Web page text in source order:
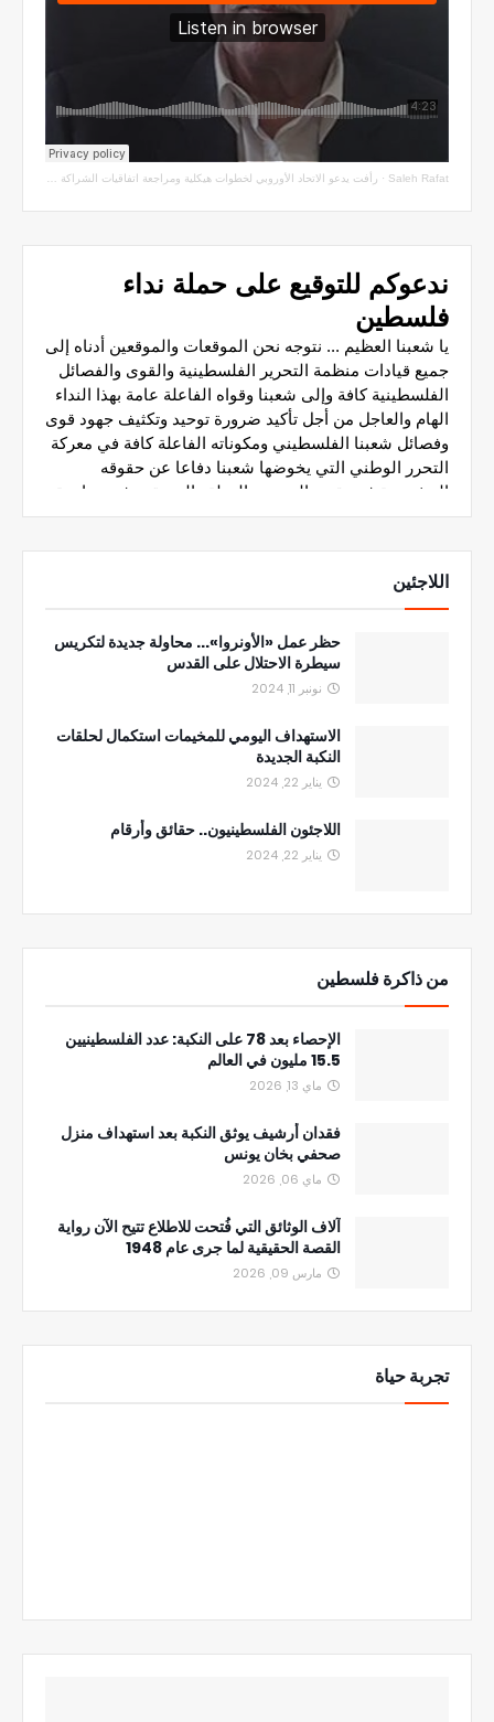
Saleh Rafat
· رأفت يدعو الاتحاد الأوروبي لخطوات هيكلية ومراجعة اتفاقيات الشراكة مع سلطة الاحتلال
اللاجئين
حظر عمل «الأونروا»... محاولة جديدة لتكريس
سيطرة الاحتلال على القدس
نونبر 11, 2024
الاستهداف اليومي للمخيمات استكمال لحلقات
النكبة الجديدة
يناير 22, 2024
اللاجئون الفلسطينيون.. حقائق وأرقام
يناير 22, 2024
من ذاكرة فلسطين
الإحصاء بعد 78 على النكبة: عدد الفلسطينيين
15.5 مليون في العالم
ماي 13, 2026
فقدان أرشيف يوثق النكبة بعد استهداف منزل
صحفي بخان يونس
ماي 06, 2026
آلاف الوثائق التي فُتحت للاطلاع تتيح الآن رواية
القصة الحقيقية لما جرى عام 1948
مارس 09, 2026
تجربة حياة